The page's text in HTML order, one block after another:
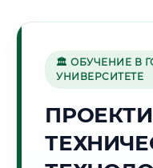
🏛 ОБУЧЕНИЕ В
УНИВЕРСИТЕТЕ